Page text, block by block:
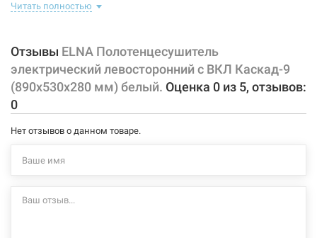
Материал корпуса:
правильно подобранный полотенцесушитель станет
Характеристики и конфигурация изделия, а также комплектация
товара могут изменяться производителем без уведомления. За
внесенные производителем изменения, магазин ответственности
не несет.
Читать полностью
Отзывы ELNA Полотенцесушитель
электрический левосторонний с ВКЛ Каскад-9
(890х530х280 мм) белый. Оценка 0 из 5, отзывов:
0
Нет отзывов о данном товаре.